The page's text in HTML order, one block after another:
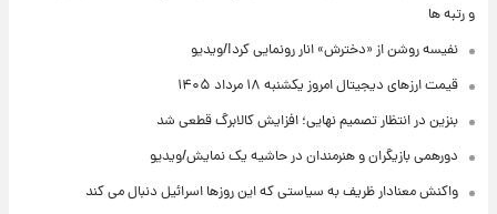
و رتبه ها
نفیسه روشن از «دخترش» انار رونمایی کرد!/ویدیو
قیمت ارزهای دیجیتال امروز یکشنبه ۱۸ مرداد ۱۴۰۵
بنزین در انتظار تصمیم نهایی؛ افزایش کالابرگ قطعی شد
دورهمی بازیگران و هنرمندان در حاشیه یک نمایش/ویدیو
واکنش معنادار ظریف به سیاستی که این روزها اسرائیل دنبال می کند